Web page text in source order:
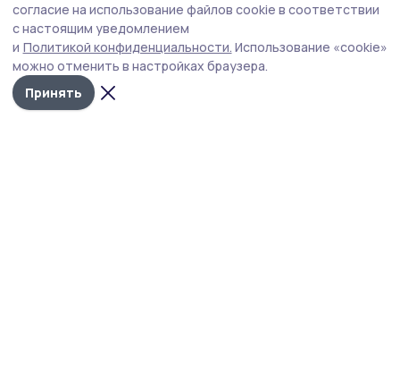
согласие на использование файлов cookie в соответствии
с настоящим уведомлением
и Политикой конфиденциальности. Использование «cookie»
можно отменить в настройках браузера.
Принять